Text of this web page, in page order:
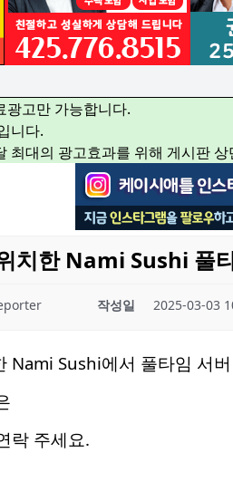
광고만 가능합니다.
니다.
최대의 광고효과를 위해 게시판
치한 Nami Sushi 풀
작성일 2025-03-03
Nami Sushi에서 풀타임 서
락 주세요.